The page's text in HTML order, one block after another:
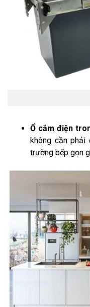
Ổ cắm điện
không cần
trường bếp gọn